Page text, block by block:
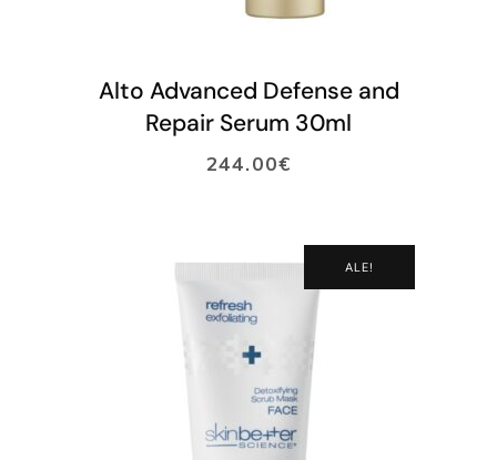
LISÄÄ OSTOSKORIIN
Alto Advanced Defense and
Repair Serum 30ml
244.00€
ALE!